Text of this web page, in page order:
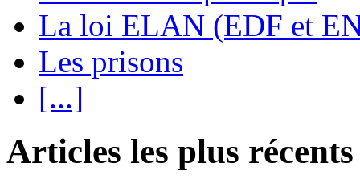
La loi ELAN (EDF et
Les prisons
[...]
Articles les plus récents